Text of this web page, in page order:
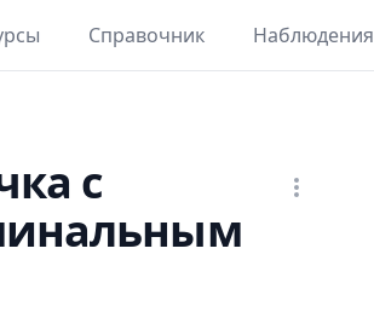
Справочник Наблюдения
с